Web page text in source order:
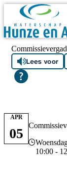
Skip navigation
Lees voor
Datum
10:00 -
APR
05